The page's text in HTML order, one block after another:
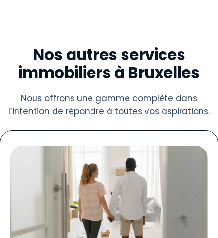
Nos autres services
immobiliers à Bruxelles
Nous offrons une gamme complète dans
l’intention de répondre à toutes vos aspirations.